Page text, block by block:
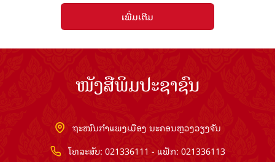
ເພີ່ມເຕີມ
ໜັງສືພິມປະຊາຊົນ
ຖະໜົນກຳແພງເມືອງ ນະຄອນຫຼວງວຽງຈັນ
ໂທລະສັບ: 021336111 - ແຟັກ: 021336113